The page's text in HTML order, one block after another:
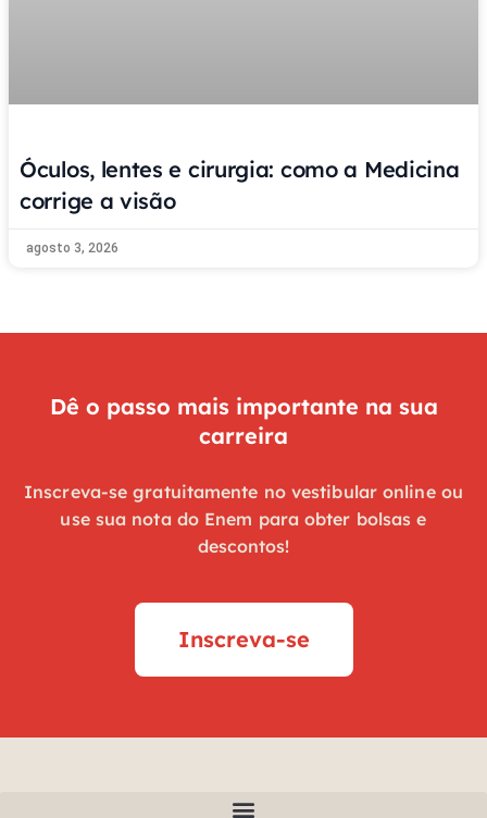
Óculos, lentes e cirurgia: como a Medicina
corrige a visão
agosto 3, 2026
Dê o passo mais importante na sua
carreira
Inscreva-se gratuitamente no vestibular online ou
use sua nota do Enem para obter bolsas e
descontos!
Inscreva-se